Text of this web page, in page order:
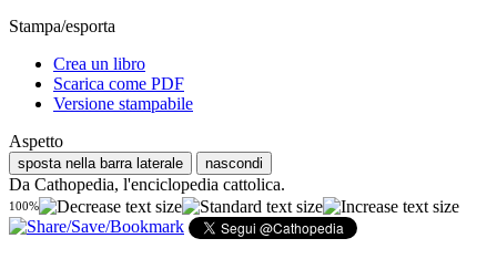
Stampa/esporta
Crea un libro
Scarica come PDF
Versione stampabile
Aspetto
sposta nella barra laterale nascondi
Da Cathopedia, l'enciclopedia cattolica.
100%